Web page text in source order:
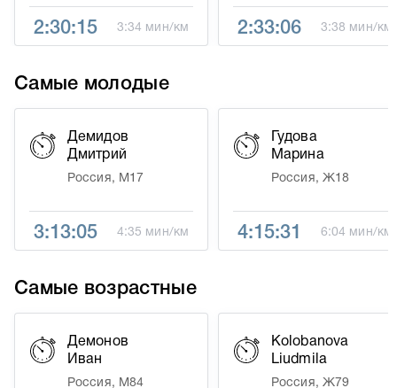
2:30:15 3:34 мин/км 2:33:06 3:38 мин/км
Самые молодые
Демидов
Дмитрий
Россия, М17
3:13:05 4:35 мин/км
Гудова
Марина
Россия, Ж18
4:15:31 6:04 мин/км
Самые возрастные
Демонов
Иван
Россия, М84
Kolobanova
Liudmila
Россия, Ж79